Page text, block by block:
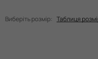
Виберіть розмір: Таблиця